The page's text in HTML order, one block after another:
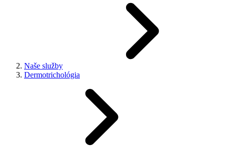
Naše služby
Dermotrichológia